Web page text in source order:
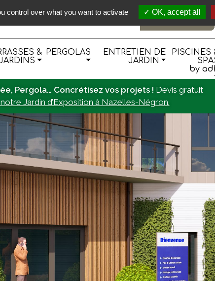
E-BOUTIQUE
& PERGOLAS
ENTRETIEN DE
JARDIN
PISCINES
by
Pergola… Concrétisez vos projets ! Devis gratuit
Jardin d’Exposition à Nazelles-Négron.
control over what you want to activate OK, accept all